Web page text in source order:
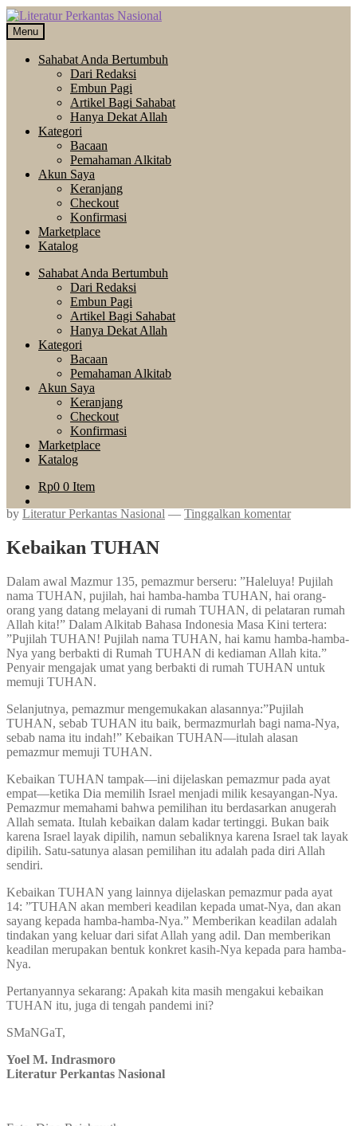
Skip
to
navigation
Langsung
ke
isi
Menu
Sahabat Anda Bertumbuh
Dari Redaksi
Embun Pagi
Artikel Bagi Sahabat
Hanya Dekat Allah
Kategori
Bacaan
Pemahaman Alkitab
Akun Saya
Keranjang
Checkout
Konfirmasi
Marketplace
Katalog
Sahabat Anda Bertumbuh
Dari Redaksi
Embun Pagi
Artikel Bagi Sahabat
Hanya Dekat Allah
Kategori
Bacaan
Pemahaman Alkitab
Akun Saya
Keranjang
Checkout
Konfirmasi
Marketplace
Katalog
Rp0 0 Item
by Literatur Perkantas Nasional — Tinggalkan komentar
Kebaikan TUHAN
Dalam awal Mazmur 135, pemazmur berseru: ”Haleluya! Pujilah
nama TUHAN, pujilah, hai hamba-hamba TUHAN, hai orang-
orang yang datang melayani di rumah TUHAN, di pelataran rumah
Allah kita!” Dalam Alkitab Bahasa Indonesia Masa Kini tertera:
”Pujilah TUHAN! Pujilah nama TUHAN, hai kamu hamba-hamba-
Nya yang berbakti di Rumah TUHAN di kediaman Allah kita.”
Penyair mengajak umat yang berbakti di rumah TUHAN untuk
memuji TUHAN.
Selanjutnya, pemazmur mengemukakan alasannya:”Pujilah
TUHAN, sebab TUHAN itu baik, bermazmurlah bagi nama-Nya,
sebab nama itu indah!” Kebaikan TUHAN—itulah alasan
pemazmur memuji TUHAN.
Kebaikan TUHAN tampak—ini dijelaskan pemazmur pada ayat
empat—ketika Dia memilih Israel menjadi milik kesayangan-Nya.
Pemazmur memahami bahwa pemilihan itu berdasarkan anugerah
Allah semata. Itulah kebaikan dalam kadar tertinggi. Bukan baik
karena Israel layak dipilih, namun sebaliknya karena Israel tak layak
dipilih. Satu-satunya alasan pemilihan itu adalah pada diri Allah
sendiri.
Kebaikan TUHAN yang lainnya dijelaskan pemazmur pada ayat
14: ”TUHAN akan memberi keadilan kepada umat-Nya, dan akan
sayang kepada hamba-hamba-Nya.” Memberikan keadilan adalah
tindakan yang keluar dari sifat Allah yang adil. Dan memberikan
keadilan merupakan bentuk konkret kasih-Nya kepada para hamba-
Nya.
Pertanyannya sekarang: Apakah kita masih mengakui kebaikan
TUHAN itu, juga di tengah pandemi ini?
SMaNGaT,
Yoel M. Indrasmoro
Literatur Perkantas Nasional